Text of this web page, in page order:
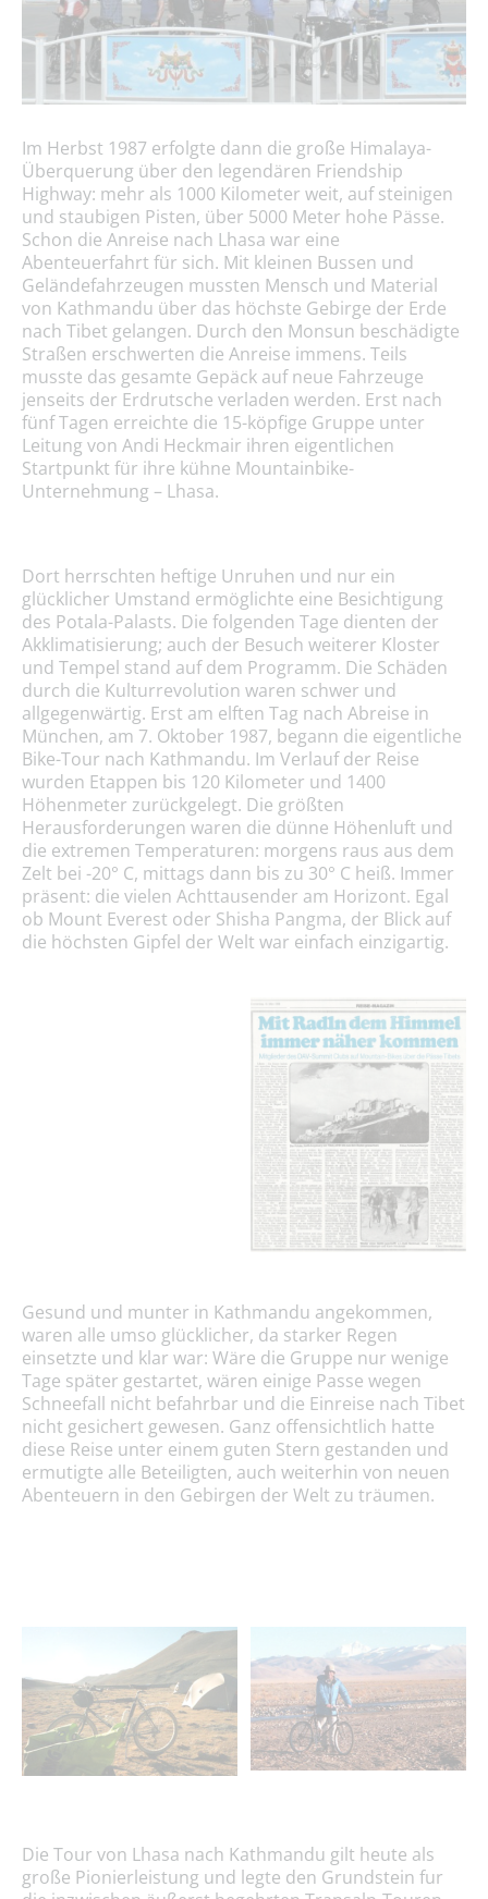
Im Herbst 1987 erfolgte dann die große Himalaya-
Überquerung über den legendären Friendship
Highway: mehr als 1000 Kilometer weit, auf steinigen
und staubigen Pisten, über 5000 Meter hohe Pässe.
Schon die Anreise nach Lhasa war eine
Abenteuerfahrt für sich. Mit kleinen Bussen und
Geländefahrzeugen mussten Mensch und Material
von Kathmandu über das höchste Gebirge der Erde
nach Tibet gelangen. Durch den Monsun beschädigte
Straßen erschwerten die Anreise immens. Teils
musste das gesamte Gepäck auf neue Fahrzeuge
jenseits der Erdrutsche verladen werden. Erst nach
fünf Tagen erreichte die 15-köpfige Gruppe unter
Leitung von Andi Heckmair ihren eigentlichen
Startpunkt für ihre kühne Mountainbike-
Unternehmung – Lhasa.
Dort herrschten heftige Unruhen und nur ein
glücklicher Umstand ermöglichte eine Besichtigung
des Potala-Palasts. Die folgenden Tage dienten der
Akklimatisierung; auch der Besuch weiterer Kloster
und Tempel stand auf dem Programm. Die Schäden
durch die Kulturrevolution waren schwer und
allgegenwärtig. Erst am elften Tag nach Abreise in
München, am 7. Oktober 1987, begann die eigentliche
Bike-Tour nach Kathmandu. Im Verlauf der Reise
wurden Etappen bis 120 Kilometer und 1400
Höhenmeter zurückgelegt. Die größten
Herausforderungen waren die dünne Höhenluft und
die extremen Temperaturen: morgens raus aus dem
Zelt bei -20° C, mittags dann bis zu 30° C heiß. Immer
präsent: die vielen Achttausender am Horizont. Egal
ob Mount Everest oder Shisha Pangma, der Blick auf
die höchsten Gipfel der Welt war einfach einzigartig.
Gesund und munter in Kathmandu angekommen,
waren alle umso glücklicher, da starker Regen
einsetzte und klar war: Wäre die Gruppe nur wenige
Tage später gestartet, wären einige Passe wegen
Schneefall nicht befahrbar und die Einreise nach Tibet
nicht gesichert gewesen. Ganz offensichtlich hatte
diese Reise unter einem guten Stern gestanden und
ermutigte alle Beteiligten, auch weiterhin von neuen
Abenteuern in den Gebirgen der Welt zu träumen.
Die Tour von Lhasa nach Kathmandu gilt heute als
große Pionierleistung und legte den Grundstein fur